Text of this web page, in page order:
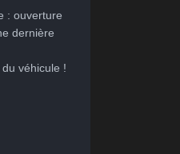
: ouverture
dernière
véhicule !